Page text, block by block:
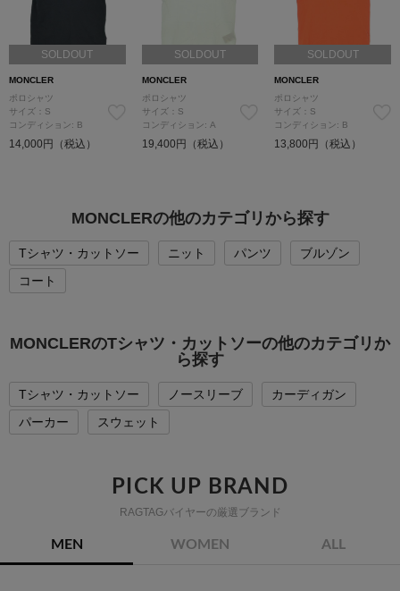
SOLDOUT
MONCLER
ポロシャツ
サイズ：S
コンディション: B
14,000円（税込）
SOLDOUT
MONCLER
ポロシャツ
サイズ：S
コンディション: A
19,400円（税込）
SOLDOUT
MONCLER
ポロシャツ
サイズ：S
コンディション: B
13,800円（税込）
MONCLERの他のカテゴリから探す
Tシャツ・カットソー ニット パンツ
ブルゾン
コート
MONCLERのTシャツ・カットソーの他のカテゴリか
ら探す
Tシャツ・カットソー ノースリーブ
カーディガン
パーカー
スウェット
PICK UP BRAND
RAGTAGバイヤーの厳選ブランド
MEN WOMEN ALL